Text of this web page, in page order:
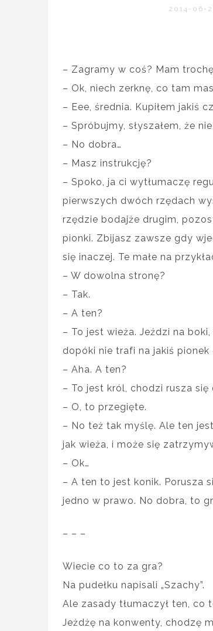
2014-06-
– Zagramy w coś? Mam
– Ok, niech zerknę, co tam
– Eee, średnia. Kupiłem jakiś
– Spróbujmy, słyszałem, że
– No dobra…
– Masz instrukcję?
– Spoko, ja ci wytłumaczę
pierwszych dwóch rzędach
rzędzie bodajże drugim,
pionki. Zbijasz zawsze gdy
się inaczej. Te małe na
– W dowolna stronę?
– Tak.
– A ten?
– To jest wieża. Jeździ na
dopóki nie trafi na jakiś
– Aha. A ten?
– To jest król, chodzi rusza
– O, to przegięte.
– No też tak myślę. Ale ten
jak wieża, i może się
– Ok…
– A ten to jest konik. Porusza
jedno w prawo. No dobra, to
– – –
Wiecie co to za gra?
Na pudełku napisali „Szachy”.
Ale zasady tłumaczył ten, co
Jeżdżę na konwenty, chodzę